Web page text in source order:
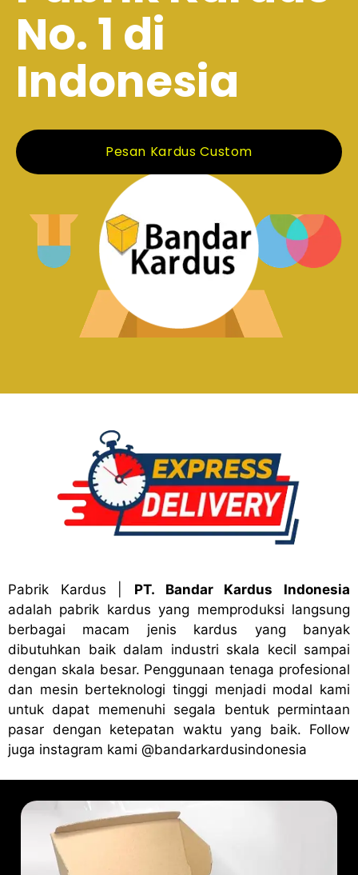
No. 1 di
Indonesia
Pesan Kardus Custom
Pabrik Kardus
PT. Bandar Kardus Indonesia
adalah pabrik kardus yang memproduksi langsung
berbagai macam jenis kardus yang banyak
dibutuhkan baik dalam industri skala kecil sampai
dengan skala besar. Penggunaan tenaga profesional
dan mesin berteknologi tinggi menjadi modal kami
untuk dapat memenuhi segala bentuk permintaan
pasar dengan ketepatan waktu yang baik. Follow
juga instagram kami @bandarkardusindonesia